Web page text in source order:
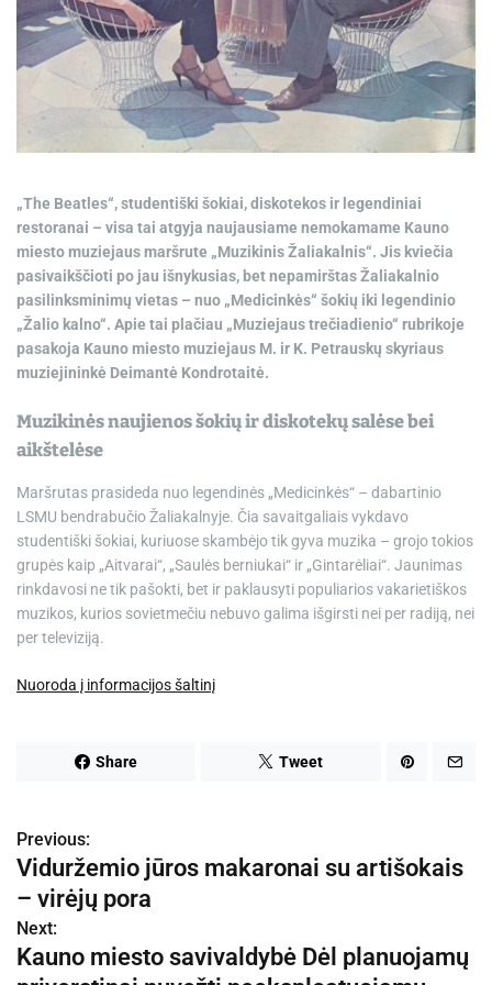
e
„The Beatles“, studentiški šokiai, diskotekos ir legendiniai
restoranai – visa tai atgyja naujausiame nemokamame Kauno
miesto muziejaus maršrute „Muzikinis Žaliakalnis“. Jis kviečia
pasivaikščioti po jau išnykusias, bet nepamirštas Žaliakalnio
pasilinksminimų vietas – nuo „Medicinkės“ šokių iki legendinio
„Žalio kalno“. Apie tai plačiau „Muziejaus trečiadienio“ rubrikoje
pasakoja Kauno miesto muziejaus M. ir K. Petrauskų skyriaus
muziejininkė Deimantė Kondrotaitė.
Muzikinės naujienos šokių ir diskotekų salėse bei
aikštelėse
Maršrutas prasideda nuo legendinės „Medicinkės“ – dabartinio
LSMU bendrabučio Žaliakalnyje. Čia savaitgaliais vykdavo
studentiški šokiai, kuriuose skambėjo tik gyva muzika – grojo tokios
grupės kaip „Aitvarai“, „Saulės berniukai“ ir „Gintarėliai“. Jaunimas
rinkdavosi ne tik pašokti, bet ir paklausyti populiarios vakarietiškos
muzikos, kurios sovietmečiu nebuvo galima išgirsti nei per radiją, nei
per televiziją.
Nuoroda į informacijos šaltinį
Share Tweet
N
v
i
Previous:
Viduržemio jūros makaronai su artišokais
– virėjų pora
Next:
Kauno miesto savivaldybė Dėl planuojamų